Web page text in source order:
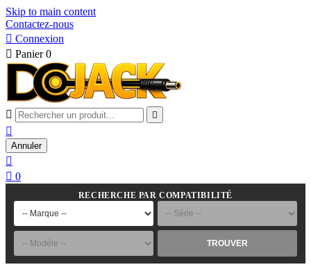
Skip to main content
Contactez-nous
 Connexion
 Panier 0
 

Annuler

 0
RECHERCHE PAR COMPATIBILITÉ
TROUVER